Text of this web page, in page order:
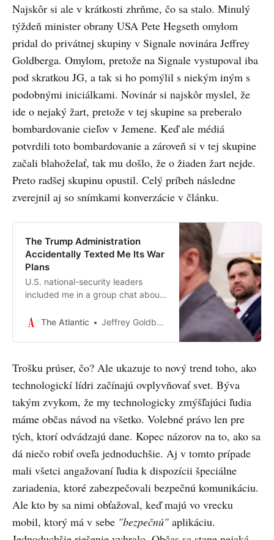
Najskôr si ale v krátkosti zhrňme, čo sa stalo. Minulý
týždeň minister obrany USA Pete Hegseth omylom
pridal do privátnej skupiny v Signale novinára Jeffrey
Goldberga. Omylom, pretože na Signale vystupoval iba
pod skratkou JG, a tak si ho pomýlil s niekým iným s
podobnými iniciálkami. Novinár si najskôr myslel, že
ide o nejaký žart, pretože v tej skupine sa preberalo
bombardovanie cieľov v Jemene. Keď ale médiá
potvrdili toto bombardovanie a zároveň si v tej skupine
začali blahoželať, tak mu došlo, že o žiaden žart nejde.
Preto radšej skupinu opustil. Celý príbeh následne
zverejnil aj so snímkami konverzácie v článku.
The Trump Administration
Accidentally Texted Me Its War
Plans
U.S. national-security leaders
included me in a group chat about
I didn’t think it could be real. Then
The Atlantic Jeffrey Goldberg
Trošku prúser, čo? Ale ukazuje to nový trend toho, ako
technologickí lídri začínajú ovplyvňovať svet. Býva
takým zvykom, že my technologicky zmýšľajúci ľudia
máme občas návod na všetko. Volebné právo len pre
tých, ktorí odvádzajú dane. Kopec názorov na to, ako sa
dá niečo robiť oveľa jednoduchšie. Aj v tomto prípade
mali všetci angažovaní ľudia k dispozícii špeciálne
zariadenia, ktoré zabezpečovali bezpečnú komunikáciu.
Ale kto by sa nimi obťažoval, keď majú vo vrecku
mobil, ktorý má v sebe "bezpečnú" aplikáciu.